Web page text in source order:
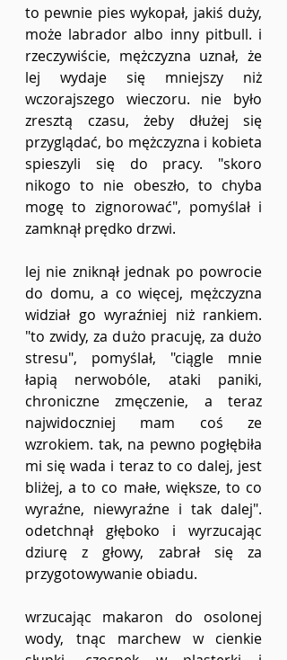
to pewnie pies wykopał, jakiś duży,
może labrador albo inny pitbull. i
rzeczywiście, mężczyzna uznał, że
lej wydaje się mniejszy niż
wczorajszego wieczoru. nie było
zresztą czasu, żeby dłużej się
przyglądać, bo mężczyzna i kobieta
spieszyli się do pracy. "skoro
nikogo to nie obeszło, to chyba
mogę to zignorować", pomyślał i
zamknął prędko drzwi.
lej nie zniknął jednak po powrocie
do domu, a co więcej, mężczyzna
widział go wyraźniej niż rankiem.
"to zwidy, za dużo pracuję, za dużo
stresu", pomyślał, "ciągle mnie
łapią nerwobóle, ataki paniki,
chroniczne zmęczenie, a teraz
najwidoczniej mam coś ze
wzrokiem. tak, na pewno pogłębiła
mi się wada i teraz to co dalej, jest
bliżej, a to co małe, większe, to co
wyraźne, niewyraźne i tak dalej".
odetchnął głęboko i wyrzucając
dziurę z głowy, zabrał się za
przygotowywanie obiadu.
wrzucając makaron do osolonej
wody, tnąc marchew w cienkie